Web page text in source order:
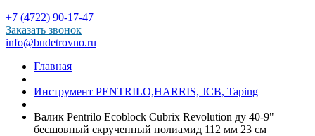
+7 (4722) 90-17-47
Заказать звонок
info@budetrovno.ru
Главная
Инструмент PENTRILO,HARRIS, JCB, Taping
Валик Pentrilo Ecoblock Cubrix Revolution ду 40-9"
бесшовный скрученный полиамид 112 мм 23 см